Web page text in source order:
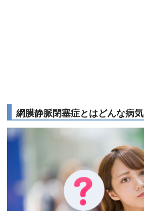
網膜静脈閉塞症とはどんな病気